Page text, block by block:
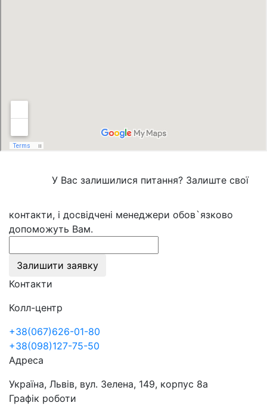
У Вас залишилися питання? Залиште свої
контакти, і досвідчені менеджери обов`язково
допоможуть Вам.
Залишити заявку
Контакти
Колл-центр
+38(067)626-01-80
+38(098)127-75-50
Адреса
Україна, Львів, вул. Зелена, 149, корпус 8а
Графік роботи